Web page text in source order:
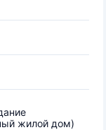
жилой дом)